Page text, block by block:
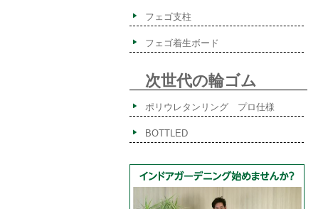
フェゴ支柱
フェゴ着生ボード
次世代の輪ゴム
ポリウレタンリング プロ仕様
BOTTLED